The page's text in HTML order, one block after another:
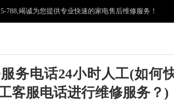
788,竭诚为您提供专业快速的家电售后维修服务！
务电话24小时人工(如何
客服电话进行维修服务？)